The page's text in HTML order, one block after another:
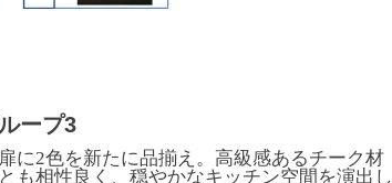
ープ3
に2色を新たに品揃え。高級感あるチーク材
も相性良く、穏やかなキッチン空間を演出し